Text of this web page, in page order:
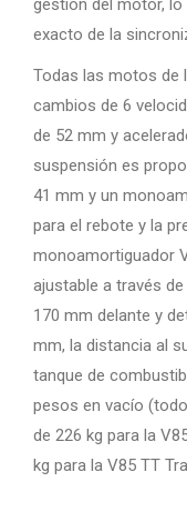
gestión del motor,
exacto de la
Todas las motos de
cambios de 6
de 52 mm y
suspensión es
41 mm y un
para el rebote y la
monoamortiguador
ajustable a través
170 mm delante y
mm, la distancia al
tanque de
pesos en vacío
de 226 kg para la
kg para la V85 TT